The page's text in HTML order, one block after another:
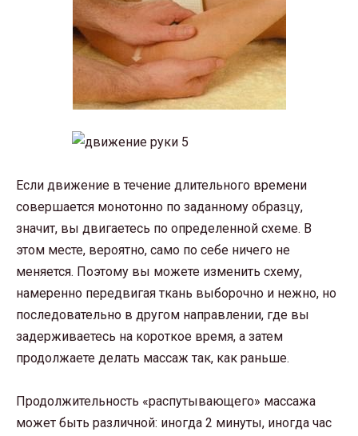
Если движение в течение длительного времени
совершается монотонно по заданному образцу,
значит, вы двигаетесь по определенной схеме. В
этом месте, вероятно, само по себе ничего не
меняется. Поэтому вы можете изменить схему,
намеренно передвигая ткань выборочно и нежно, но
последовательно в другом направлении, где вы
задерживаетесь на короткое время, а затем
продолжаете делать массаж так, как раньше.
Продолжительность «распутывающего» массажа
может быть различной: иногда 2 минуты, иногда час